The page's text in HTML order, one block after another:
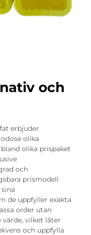
och
erbjuder
olika
olika prispaket
och
prismodell
de uppfyller exakta
order utan
vilket låter
och uppfylla